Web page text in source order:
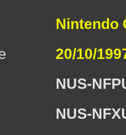
Nintendo
20/10/
NUS-
NUS-